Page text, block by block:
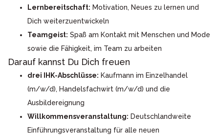
Lernbereitschaft: Motivation, Neues zu lernen und
Dich weiterzuentwickeln
Teamgeist: Spaß am Kontakt mit Menschen und Mode
sowie die Fähigkeit, im Team zu arbeiten
Darauf kannst Du Dich freuen
drei IHK-Abschlüsse: Kaufmann im Einzelhandel
(m/w/d), Handelsfachwirt (m/w/d) und die
Ausbildereignung
Willkommensveranstaltung: Deutschlandweite
Einführungsveranstaltung für alle neuen